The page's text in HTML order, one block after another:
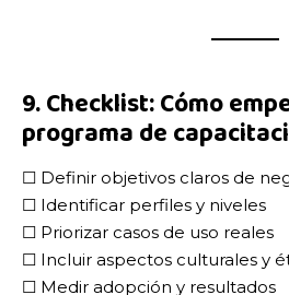
9. Checklist: Cómo
programa de
☐ Definir objetivos claros de
☐ Identificar perfiles y niveles
☐ Priorizar casos de uso reales
☐ Incluir aspectos culturales y
☐ Medir adopción y resultados